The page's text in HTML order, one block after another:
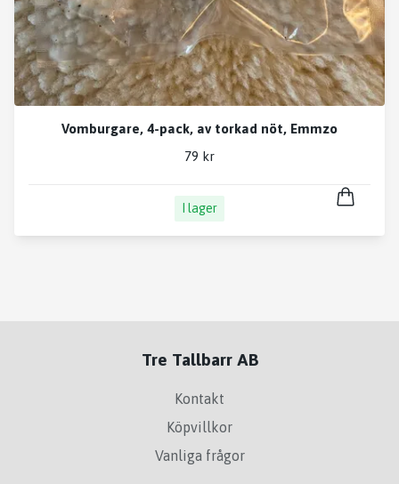
Vomburgare, 4-pack, av torkad nöt, Emmzo
79 kr
I lager
Tre Tallbarr AB
Kontakt
Köpvillkor
Vanliga frågor